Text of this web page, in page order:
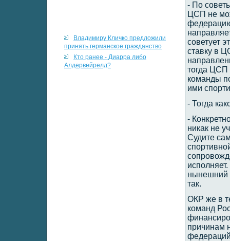
Владимиру Кличко предложили
принять германское гражданство
Кто ранее - Диарра либо
Алдервейрелд?
- По
ЦСП не
советует
ставку в
тогда ЦСП
команды
ими
- Тогда
-
никак не
Судите
нынешний
так.
ОКР же в
команд
причинам